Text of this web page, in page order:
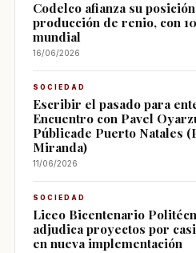
Codelco afianza su
producción de renio, con
mundial
16/06/2026
SOCIEDAD
Escribir el pasado para
Encuentro con Pavel
Públicade Puerto Natales
Miranda)
11/06/2026
SOCIEDAD
Liceo Bicentenario
adjudica proyectos por
en nueva implementación